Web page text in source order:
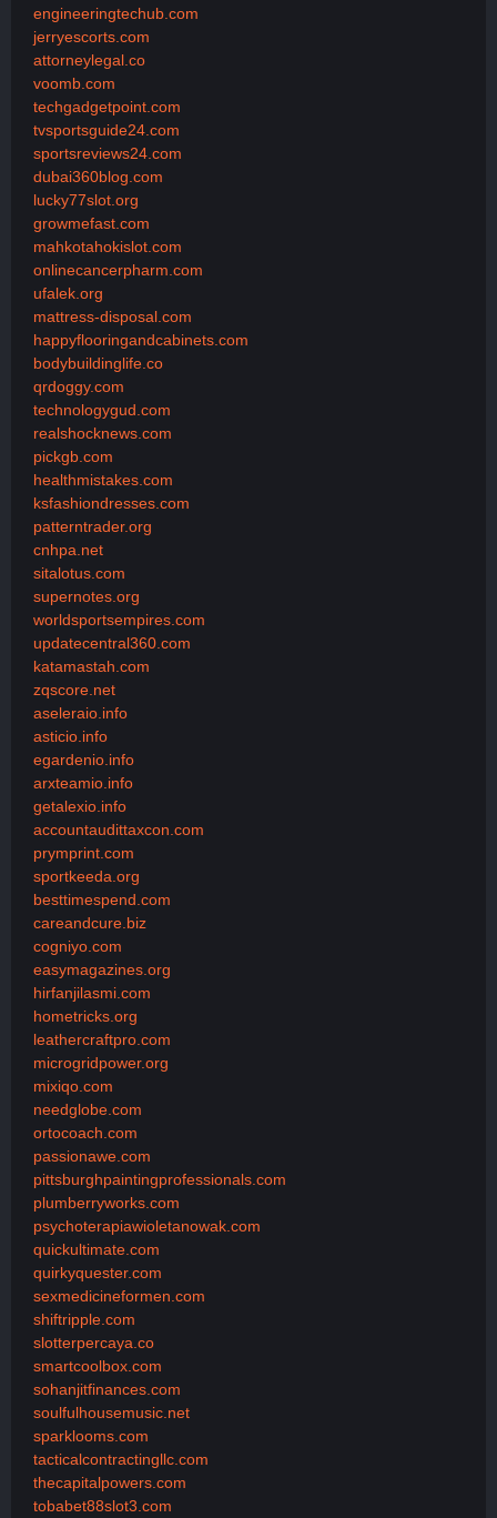
engineeringtechub.com
jerryescorts.com
attorneylegal.co
voomb.com
techgadgetpoint.com
tvsportsguide24.com
sportsreviews24.com
dubai360blog.com
lucky77slot.org
growmefast.com
mahkotahokislot.com
onlinecancerpharm.com
ufalek.org
mattress-disposal.com
happyflooringandcabinets.com
bodybuildinglife.co
qrdoggy.com
technologygud.com
realshocknews.com
pickgb.com
healthmistakes.com
ksfashiondresses.com
patterntrader.org
cnhpa.net
sitalotus.com
supernotes.org
worldsportsempires.com
updatecentral360.com
katamastah.com
zqscore.net
aseleraio.info
asticio.info
egardenio.info
arxteamio.info
getalexio.info
accountaudittaxcon.com
prymprint.com
sportkeeda.org
besttimespend.com
careandcure.biz
cogniyo.com
easymagazines.org
hirfanjilasmi.com
hometricks.org
leathercraftpro.com
microgridpower.org
mixiqo.com
needglobe.com
ortocoach.com
passionawe.com
pittsburghpaintingprofessionals.com
plumberryworks.com
psychoterapiawioletanowak.com
quickultimate.com
quirkyquester.com
sexmedicineformen.com
shiftripple.com
slotterpercaya.co
smartcoolbox.com
sohanjitfinances.com
soulfulhousemusic.net
sparklooms.com
tacticalcontractingllc.com
thecapitalpowers.com
tobabet88slot3.com